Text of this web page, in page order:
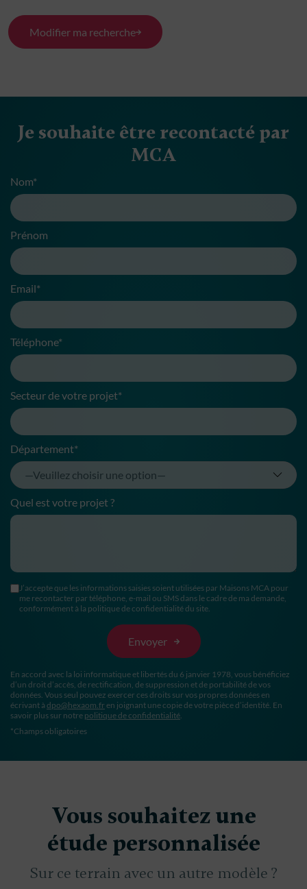
Modifier ma recherche
Je souhaite être recontacté par
MCA
Nom*
Prénom
Email*
Téléphone*
Secteur de votre projet*
Département*
Quel est votre projet ?
J’accepte que les informations saisies soient utilisées par Maisons MCA pour
me recontacter par téléphone, e-mail ou SMS dans le cadre de ma demande,
conformément à la politique de confidentialité du site.
En accord avec la loi informatique et libertés du 6 janvier 1978, vous bénéficiez
d’un droit d’accès, de rectification, de suppression et de portabilité de vos
données. Vous seul pouvez exercer ces droits sur vos propres données en
écrivant à dpo@hexaom.fr en joignant une copie de votre pièce d’identité. En
savoir plus sur notre politique de confidentialité.
*Champs obligatoires
Vous souhaitez une
étude personnalisée
Sur ce terrain avec un autre modèle ?